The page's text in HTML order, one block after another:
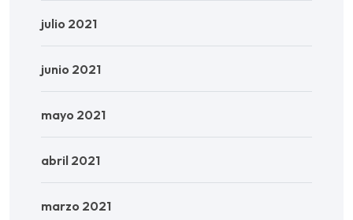
julio 2021
junio 2021
mayo 2021
abril 2021
marzo 2021